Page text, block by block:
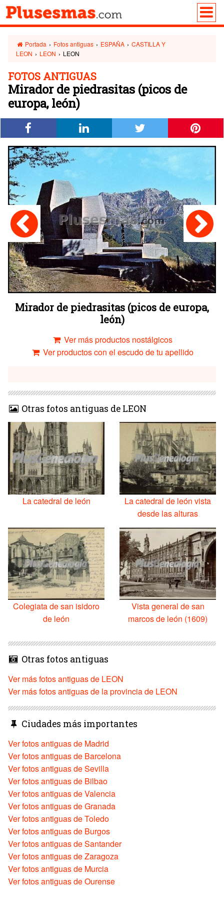
Portada › Fotos antiguas › ESPAÑA › CASTILLA Y
LEON › LEON › LEON
FOTOS ANTIGUAS
Mirador de piedrasitas (picos de
europa, león)
Mirador de piedrasitas (picos de europa,
león)
Ver más productos nostálgicos
Ver productos con el escudo de tu apellido
Otras fotos antiguas de LEON
La catedral de león
La catedral de león vista
desde las alturas
Colegiata de san isidoro
de león
Vista general de san
marcos de león (1609)
Otras fotos antiguas
Ver más fotos antiguas de LEON
Ver más fotos antiguas de la provincia de LEON
Ciudades más importantes
Ver fotos antiguas de Madrid
Ver fotos antiguas de Barcelona
Ver fotos antiguas de Sevilla
Ver fotos antiguas de Bilbao
Ver fotos antiguas de Valencia
Ver fotos antiguas de Granada
Ver fotos antiguas de Toledo
Ver fotos antiguas de Burgos
Ver fotos antiguas de Santander
Ver fotos antiguas de Zaragoza
Ver fotos antiguas de Murcia
Ver fotos antiguas de Ourense